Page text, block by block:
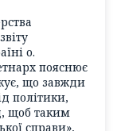
о.
пояснює
що завжди
політики,
щоб таким
справи»,